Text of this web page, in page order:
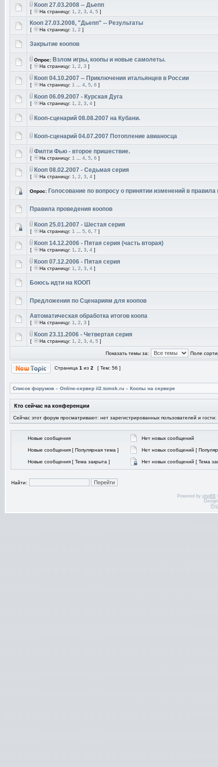
Кооп 27.03.2008 -- Дьепп
[ На страницу: 1 2 3 4 5 ]
Кооп 27.03.2008, "Дьепп" -- Результаты
[ На страницу: 1 2 ]
Закрытие коопов
Опрос: Взлом игры, коопы и новые самолеты.
[ На страницу: 1 2 3 ]
Кооп 04.10.2007 -- Приключения итальянцев в России
[ На страницу: 1 4 5 6 ]
Кооп 06.09.2007 - Курская Дуга
[ На страницу: 1 2 3 4 ]
Кооп-сценарий 08.08.2007 на Кубани.
Кооп-сценарий 04.07.2007 Потопление авианосца
Филти Фью - второе пришествие.
[ На страницу: 1 4 5 6 ]
Кооп 08.02.2007 - Седьмая серия
[ На страницу: 1 2 3 4 ]
Опрос: Голосование по вопросу о принятии изменений в правила
Правила проведения коопов
Кооп 25.01.2007 - Шестая серия
[ На страницу: 1 5 6 7 ]
Кооп 14.12.2006 - Пятая серия (часть вторая)
[ На страницу: 1 2 3 4 ]
Кооп 07.12.2006 - Пятая серия
[ На страницу: 1 2 3 4 ]
Боюсь идти на КООП
Предложения по Сценариям для коопов
Автоматическая обработка итогов коопа
[ На страницу: 1 2 3 ]
Кооп 23.11.2006 - Четвертая серия
[ На страницу: 1 2 3 4 5 ]
Показать темы за: Поле
Страница 1 из 2 [ Тем: 56 ]
Список форумов » Online-cервер il2.tomsk.ru » Коопы на сервере
Кто сейчас на конференции
Сейчас этот форум просматривают: нет зарегистрированных пользователей и гости:
Новые сообщения Нет новых сообщений
Новые сообщения [ Популярная тема ] Нет новых сообщений [
Новые сообщения [ Тема закрыта ] Нет новых сообщений [ Тема
Найти:
Powered byphpBB